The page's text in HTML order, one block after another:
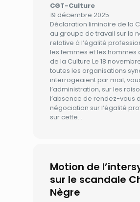
CGT-Culture
19 décembre 2025
Déclaration liminaire de la
au groupe de travail sur la
relative à l’égalité
les femmes et les hommes
de la Culture Le 18
toutes les organisations
interrogeaient par mail,
l’administration, sur les
l’absence de rendez-vous
négociation sur l’égalité
sur cette…
Motion de
sur le scandale
Nègre